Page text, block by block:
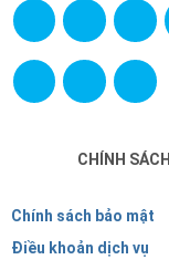
CHÍNH SÁCH
Chính sách bảo mật
Điều khoản dịch vụ